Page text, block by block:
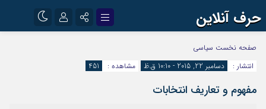
حرف آنلاین
اینستاگرام
آپارات
رمز عبور
صفحه نخست سیاسی
انتشار :
دسامبر 22, 2015 - 10:10 ق.ظ مشاهده : 451
مفهوم و تعاریف انتخابات